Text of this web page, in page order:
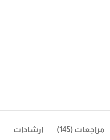
مراجعات (145) ارشادات